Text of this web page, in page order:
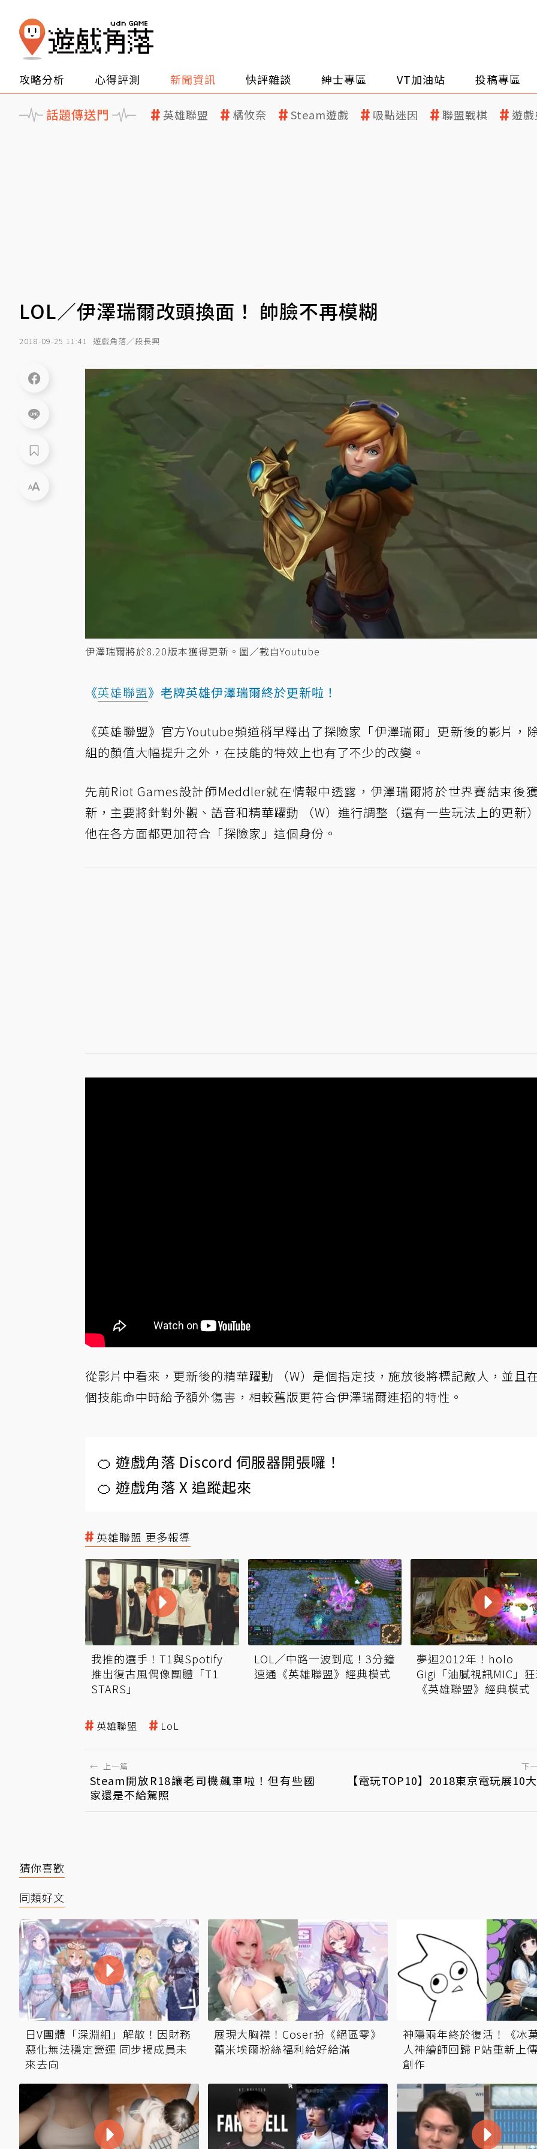
攻略分析 心得評測 新聞資訊 快評雜談 紳士專區 VT加油站 投稿專區
話題傳送門 英雄聯盟 橘攸奈 Steam遊戲 吸點迷因 聯盟戰棋 遊
LOL／伊澤瑞爾改頭換面！ 帥臉不再模糊
2018-09-25 11:41 遊戲角落／段長興
伊澤瑞爾將於8.20版本獲得更新。圖／截自Youtube
《英雄聯盟》老牌英雄伊澤瑞爾終於更新啦！
《英雄聯盟》官方Youtube頻道稍早釋出了探險家「伊澤瑞爾」更新後的影片，
組的顏值大幅提升之外，在技能的特效上也有了不少的改變。
先前Riot Games設計師Meddler就在情報中透露，伊澤瑞爾將於世界賽結束後
新，主要將針對外觀、語音和精華躍動 （W）進行調整（還有一些玩法上的更新
他在各方面都更加符合「探險家」這個身份。
從影片中看來，更新後的精華躍動 （W）是個指定技，施放後將標記敵人，並且
個技能命中時給予額外傷害，相較舊版更符合伊澤瑞爾連招的特性。
🍊 遊戲角落 Discord 伺服器開張囉！
🍊 遊戲角落 X 追蹤起來
英雄聯盟 更多報導
我推的選手！T1與Spotify
推出復古風偶像團體「T1
STARS」
LOL／中路一波到底！3分鐘
速通《英雄聯盟》經典模式
夢迴2012年！holo
Gigi「油膩視訊MIC」
《英雄聯盟》經典模式
英雄聯盟 LoL
← 上一篇
Steam開放R18讓老司機飆車啦！但有些國
家還是不給駕照
下
【電玩TOP10】2018東京電玩展10
猜你喜歡
同類好文
日V團體「深淵組」解散！因財務
惡化無法穩定營運 同步揭成員未
來去向
展現大胸襟！Coser扮《絕區零》
蕾米埃爾粉絲福利給好給滿
神隱兩年終於復活！《冰
人神繪師回歸 P站重新上
創作